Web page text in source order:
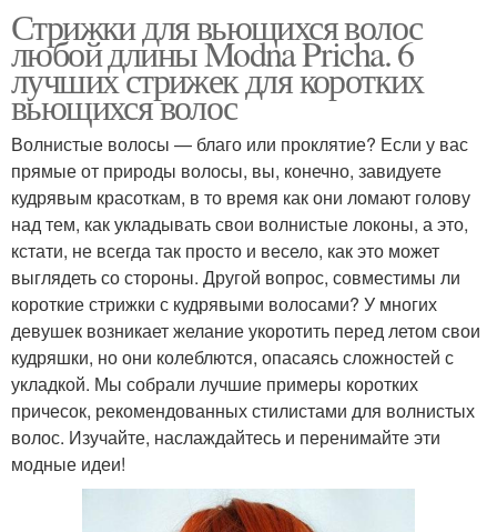
Стрижки для вьющихся волос
любой длины Modna Pricha. 6
лучших стрижек для коротких
вьющихся волос
Волнистые волосы — благо или проклятие? Если у вас
прямые от природы волосы, вы, конечно, завидуете
кудрявым красоткам, в то время как они ломают голову
над тем, как укладывать свои волнистые локоны, а это,
кстати, не всегда так просто и весело, как это может
выглядеть со стороны. Другой вопрос, совместимы ли
короткие стрижки с кудрявыми волосами? У многих
девушек возникает желание укоротить перед летом свои
кудряшки, но они колеблются, опасаясь сложностей с
укладкой. Мы собрали лучшие примеры коротких
причесок, рекомендованных стилистами для волнистых
волос. Изучайте, наслаждайтесь и перенимайте эти
модные идеи!